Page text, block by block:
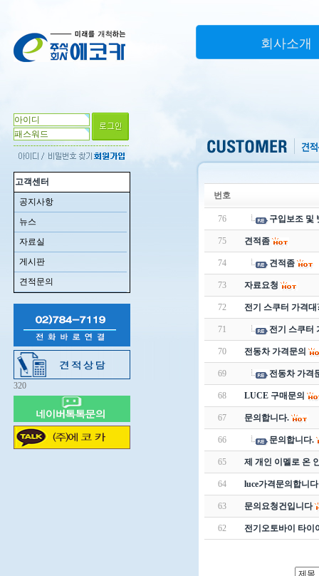
고객센터
공지사항
뉴스
자료실
게시판
견적문의
320
회사소개
번호
76 구입보조 및
75 견적좀
74 견적좀
73 자료요청
72 전기 스쿠터 가격대
71 전기 스쿠터
70 전동차 가격문의
69 전동차 가격
68 LUCE 구매문의
67 문의합니다.
66 문의합니다.
65 제 개인 이멜로 온
64 luce가격문의합니다
63 문의요청건입니다
62 전기오토바이 타